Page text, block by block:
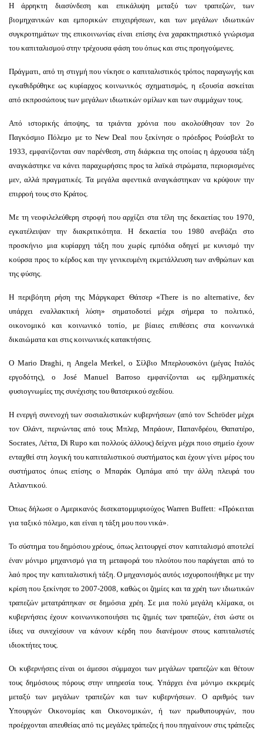
Η άρρηκτη διασύνδεση και επικάλυψη μεταξύ των τραπεζών, των
βιομηχανικών και εμπορικών επιχειρήσεων, και των μεγάλων ιδιωτικών
συγκροτημάτων της επικοινωνίας είναι επίσης ένα χαρακτηριστικό γνώρισμα
του καπιταλισμού στην τρέχουσα φάση του όπως και στις προηγούμενες.
Πράγματι, από τη στιγμή που νίκησε ο καπιταλιστικός τρόπος παραγωγής και
εγκαθιδρύθηκε ως κυρίαρχος κοινωνικός σχηματισμός, η εξουσία ασκείται
από εκπροσώπους των μεγάλων ιδιωτικών ομίλων και των συμμάχων τους.
Από ιστορικής άποψης, τα τριάντα χρόνια που ακολούθησαν τον 2ο
Παγκόσμιο Πόλεμο με το New Deal που ξεκίνησε ο πρόεδρος Ρούσβελτ το
1933, εμφανίζονται σαν παρένθεση, στη διάρκεια της οποίας η άρχουσα τάξη
αναγκάστηκε να κάνει παραχωρήσεις προς τα λαϊκά στρώματα, περιορισμένες
μεν, αλλά πραγματικές. Τα μεγάλα αφεντικά αναγκάστηκαν να κρύψουν την
επιρροή τους στο Κράτος.
Με τη νεοφιλελεύθερη στροφή που αρχίζει στα τέλη της δεκαετίας του 1970,
εγκατέλειψαν την διακριτικότητα. Η δεκαετία του 1980 ανεβάζει στο
προσκήνιο μια κυρίαρχη τάξη που χωρίς εμπόδια οδηγεί με κυνισμό την
κούρσα προς το κέρδος και την γενικευμένη εκμετάλλευση των ανθρώπων και
της φύσης.
Η περιβόητη ρήση της Μάργκαρετ Θάτσερ «There is no alternative, δεν
υπάρχει εναλλακτική λύση» σηματοδοτεί μέχρι σήμερα το πολιτικό,
οικονομικό και κοινωνικό τοπίο, με βίαιες επιθέσεις στα κοινωνικά
δικαιώματα και στις κοινωνικές κατακτήσεις.
Ο Mario Draghi, η Angela Merkel, ο Σίλβιο Μπερλουσκόνι (μέγας Ιταλός
εργοδότης), ο José Manuel Barroso εμφανίζονται ως εμβληματικές
φυσιογνωμίες της συνέχισης του θατσερικού σχεδίου.
Η ενεργή συνενοχή των σοσιαλιστικών κυβερνήσεων (από τον Schröder μέχρι
τον Ολάντ, περνώντας από τους Μπλερ, Μπράουν, Παπανδρέου, Θαπατέρο,
Socrates, Λέττα, Di Rupo και πολλούς άλλους) δείχνει μέχρι ποιο σημείο έχουν
ενταχθεί στη λογική του καπιταλιστικού συστήματος και έχουν γίνει μέρος του
συστήματος όπως επίσης ο Μπαράκ Ομπάμα από την άλλη πλευρά του
Ατλαντικού.
Όπως δήλωσε ο Αμερικανός δισεκατομμυριούχος Warren Buffett: «Πρόκειται
για ταξικό πόλεμο, και είναι η τάξη μου που νικά».
Το σύστημα του δημόσιου χρέους, όπως λειτουργεί στον καπιταλισμό αποτελεί
έναν μόνιμο μηχανισμό για τη μεταφορά του πλούτου που παράγεται από το
λαό προς την καπιταλιστική τάξη. Ο μηχανισμός αυτός ισχυροποιήθηκε με την
κρίση που ξεκίνησε το 2007-2008, καθώς οι ζημίες και τα χρέη των ιδιωτικών
τραπεζών μετατράπηκαν σε δημόσια χρέη. Σε μια πολύ μεγάλη κλίμακα, οι
κυβερνήσεις έχουν κοινωνικοποιήσει τις ζημιές των τραπεζών, έτσι ώστε οι
ίδιες να συνεχίσουν να κάνουν κέρδη που διανέμουν στους καπιταλιστές
ιδιοκτήτες τους.
Οι κυβερνήσεις είναι οι άμεσοι σύμμαχοι των μεγάλων τραπεζών και θέτουν
τους δημόσιους πόρους στην υπηρεσία τους. Υπάρχει ένα μόνιμο εκκρεμές
μεταξύ των μεγάλων τραπεζών και των κυβερνήσεων. Ο αριθμός των
Υπουργών Οικονομίας και Οικονομικών, ή των πρωθυπουργών, που
προέρχονται απευθείας από τις μεγάλες τράπεζες ή που πηγαίνουν στις τράπεζες